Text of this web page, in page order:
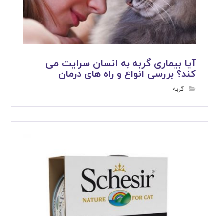
آیا بیماری گربه به انسان سرایت می
کند؟ بررسی انواع و راه های درمان
گربه